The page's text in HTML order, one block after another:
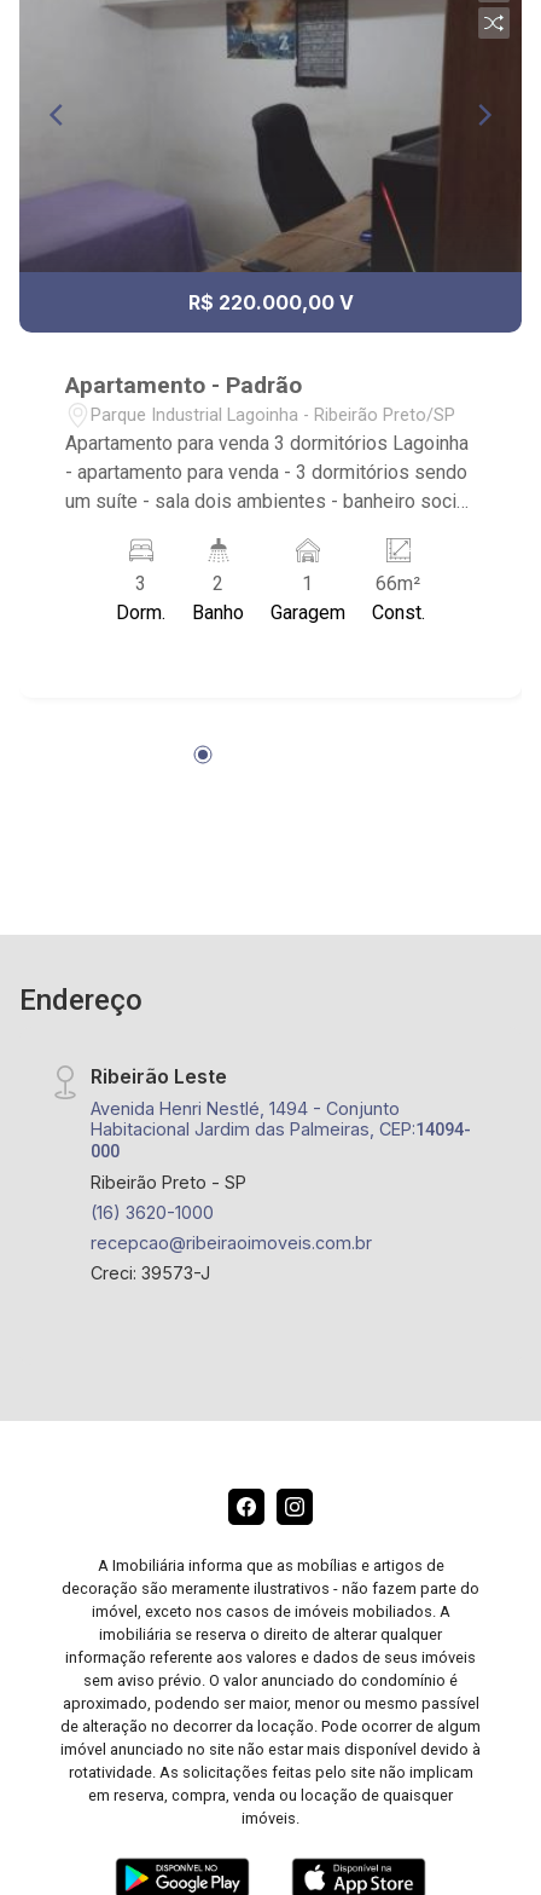
R$ 220.000,00 V
Apartamento - Padrão
Parque Industrial Lagoinha - Ribeirão Preto/SP
Apartamento para venda 3 dormitórios Lagoinha
- apartamento para venda - 3 dormitórios sendo
um suíte - sala dois ambientes - banheiro social
vaga de garagem - condomínio churrasqueira,
piscina adulto, piscina infantil, playground, salão
de festas, elevador portaria: 24hrs Próximo à
3
Dorm.
2
Banho
1
Garagem
66m²
Const.
Endereço
Ribeirão Leste
Avenida Henri Nestlé, 1494 - Conjunto
Habitacional Jardim das Palmeiras, CEP:14094-
000
Ribeirão Preto - SP
(16) 3620-1000
recepcao@ribeiraoimoveis.com.br
Creci: 39573-J
A Imobiliária informa que as mobílias e artigos de
decoração são meramente ilustrativos - não fazem parte do
imóvel, exceto nos casos de imóveis mobiliados. A
imobiliária se reserva o direito de alterar qualquer
informação referente aos valores e dados de seus imóveis
sem aviso prévio. O valor anunciado do condomínio é
aproximado, podendo ser maior, menor ou mesmo passível
de alteração no decorrer da locação. Pode ocorrer de algum
imóvel anunciado no site não estar mais disponível devido à
rotatividade. As solicitações feitas pelo site não implicam
em reserva, compra, venda ou locação de quaisquer
imóveis.